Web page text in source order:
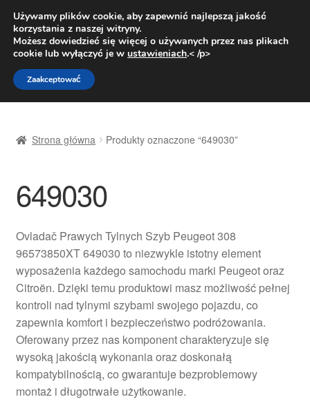
DOSTAWA od 31 zł
Pn.-pt. 9:00-16:00800 003 167
Przejdź
do
nawigacji
Przejdź
do
treści
Dostawa
Dostawa na cały świat
Moje konto
O nas
Płatności
Polityka prywatności
Strona główna Produkty oznaczone “649030”
649030
Ovladač Prawych Tylnych Szyb Peugeot 308
96573850XT 649030 to niezwykle istotny element
wyposażenia każdego samochodu marki Peugeot oraz
Citroën. Dzięki temu produktowi masz możliwość pełnej
kontroli nad tylnymi szybami swojego pojazdu, co
zapewnia komfort i bezpieczeństwo podróżowania.
Oferowany przez nas komponent charakteryzuje się
wysoką jakością wykonania oraz doskonałą
kompatybilnością, co gwarantuje bezproblemowy
montaż i długotrwałe użytkowanie.
Używamy plików cookie, aby zapewnić najlepszą jakość
korzystania z naszej witryny.
Możesz dowiedzieć się więcej o używanych przez nas plikach
cookie lub wyłączyć je w ustawieniach.< /p>
Zaakceptować